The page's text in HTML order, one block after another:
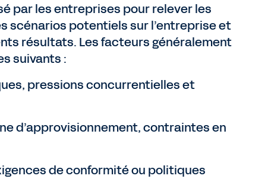
par les entreprises pour relever les
scénarios potentiels sur l’entreprise et
résultats. Les facteurs généralement
suivants :
pressions concurrentielles et
d’approvisionnement, contraintes en
de conformité ou politiques